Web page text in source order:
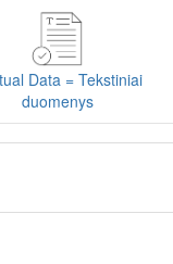
m. vykdomas
duomenys
projektų
rinkiniai (Kitų
.
Data = Tekstiniai
duomenys